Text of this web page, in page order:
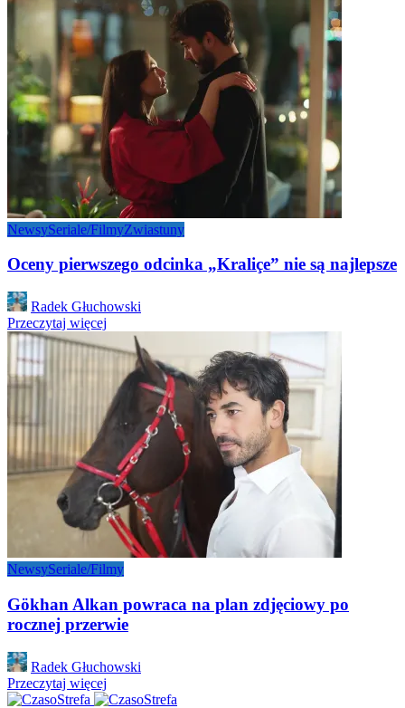
NewsySeriale/FilmyZwiastuny
Oceny pierwszego odcinka „Kraliçe” nie są najlepsze
Posted
by
Radek Głuchowski
Przeczytaj więcej
NewsySeriale/Filmy
Gökhan Alkan powraca na plan zdjęciowy po
rocznej przerwie
Posted
by
Radek Głuchowski
Przeczytaj więcej